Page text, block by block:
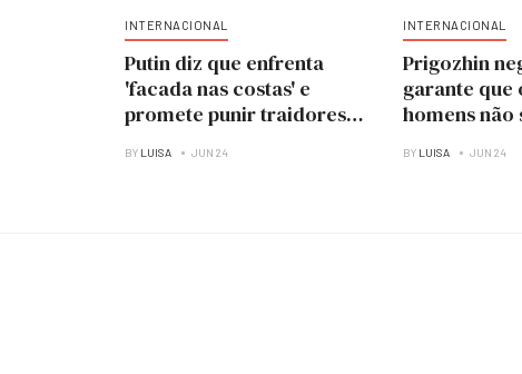
INTERNACIONAL
Putin diz que enfrenta
'facada nas costas' e
promete punir traidores
BY LUISA JUN 24
INTERNACIONAL
Prigozhin
garante que
homens
BY LUISA JUN 24